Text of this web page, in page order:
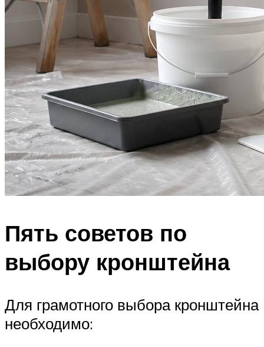
Пять советов по
выбору кронштейна
Для грамотного выбора кронштейна
необходимо: